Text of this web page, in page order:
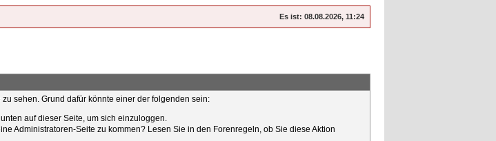
Es ist: 08.08.2026, 11:24
sehen. Grund dafür könnte einer der folgenden sein:
auf dieser Seite, um sich einzuloggen.
Administratoren-Seite zu kommen? Lesen Sie in den Forenregeln, ob Sie diese Aktion